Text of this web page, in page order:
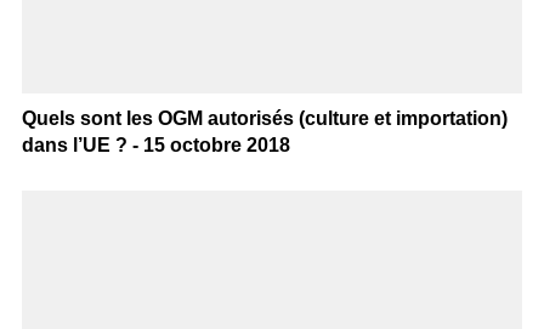
Quels sont les OGM autorisés (culture et importation)
dans l’UE ? - 15 octobre 2018